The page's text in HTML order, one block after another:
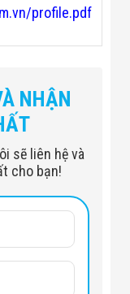
profile.pdf
100KV、
NHẬN
sẽ liên hệ và
cho bạn!